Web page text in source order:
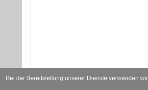
Bei der Bereitstellung unserer Dienste verwenden